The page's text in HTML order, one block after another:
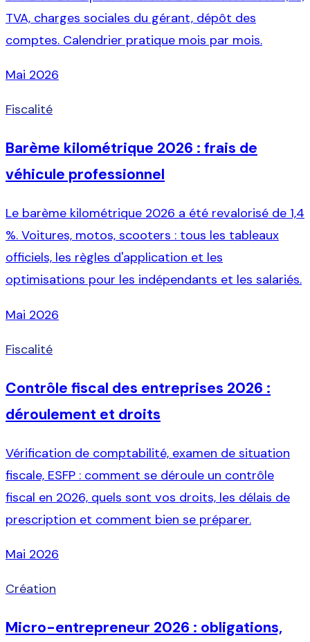
TVA, charges sociales du gérant, dépôt des
comptes. Calendrier pratique mois par mois.
Mai 2026
Fiscalité
Barème kilométrique 2026 : frais de
véhicule professionnel
Le barème kilométrique 2026 a été revalorisé de 1,4
%. Voitures, motos, scooters : tous les tableaux
officiels, les règles d'application et les
optimisations pour les indépendants et les salariés.
Mai 2026
Fiscalité
Contrôle fiscal des entreprises 2026 :
déroulement et droits
Vérification de comptabilité, examen de situation
fiscale, ESFP : comment se déroule un contrôle
fiscal en 2026, quels sont vos droits, les délais de
prescription et comment bien se préparer.
Mai 2026
Création
Micro-entrepreneur 2026 : obligations,